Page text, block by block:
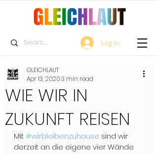
Log In
WIE WIR IN
ZUKUNFT REISEN
GLEICHLAUT
Apr 13, 20203 min read
Mit #wirbleibenzuhause sind wir
derzeit an die eigene vier Wände